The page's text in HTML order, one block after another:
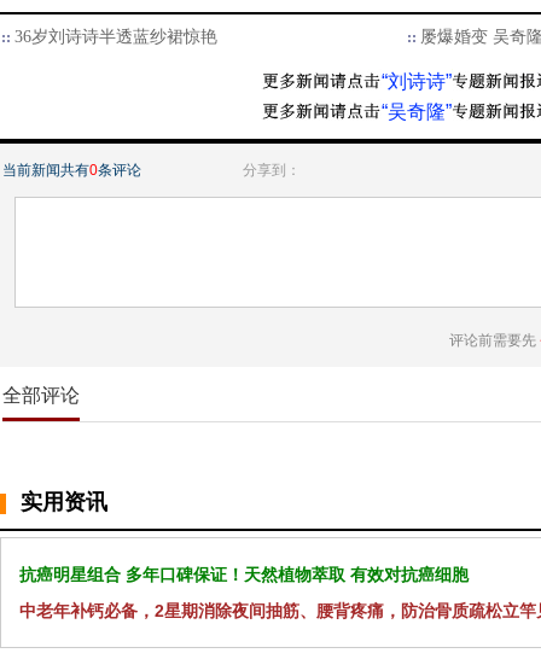
36岁刘诗诗半透蓝纱裙惊艳 屡爆婚变 吴奇
“刘诗诗”
“吴奇隆”
当前新闻共有0条评论 分享到：
评论前需要先
全部评论
实用资讯
抗癌明星组合 多年口碑保证！天然植物萃取 有效对抗癌细胞
中老年补钙必备，2星期消除夜间抽筋、腰背疼痛，防治骨质疏松立竿